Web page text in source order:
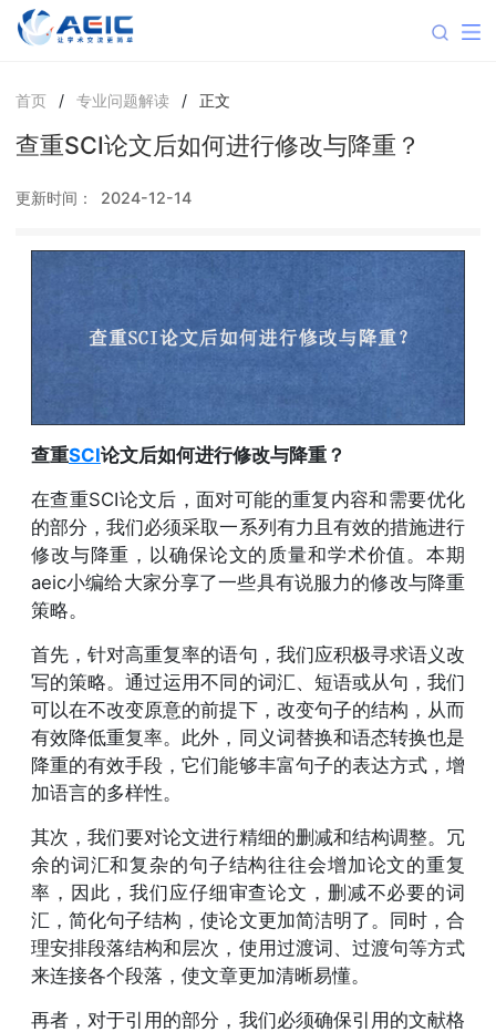
首页 / 专业问题解读 / 正文
查重SCI论文后如何进行修改与降重？
更新时间： 2024-12-14
查重SCI论文后如何进行修改与降重？
在查重SCI论文后，面对可能的重复内容和需要优化
的部分，我们必须采取一系列有力且有效的措施进行
修改与降重，以确保论文的质量和学术价值。本期
aeic小编给大家分享了一些具有说服力的修改与降重
策略。
首先，针对高重复率的语句，我们应积极寻求语义改
写的策略。通过运用不同的词汇、短语或从句，我们
可以在不改变原意的前提下，改变句子的结构，从而
有效降低重复率。此外，同义词替换和语态转换也是
降重的有效手段，它们能够丰富句子的表达方式，增
加语言的多样性。
其次，我们要对论文进行精细的删减和结构调整。冗
余的词汇和复杂的句子结构往往会增加论文的重复
率，因此，我们应仔细审查论文，删减不必要的词
汇，简化句子结构，使论文更加简洁明了。同时，合
理安排段落结构和层次，使用过渡词、过渡句等方式
来连接各个段落，使文章更加清晰易懂。
再者，对于引用的部分，我们必须确保引用的文献格